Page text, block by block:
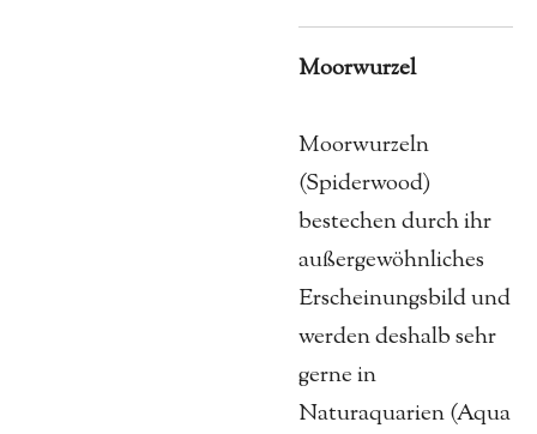
Moorwurzel
Moorwurzeln
(Spiderwood)
bestechen durch ihr
außergewöhnliches
Erscheinungsbild und
werden deshalb sehr
gerne in
Naturaquarien (Aqua